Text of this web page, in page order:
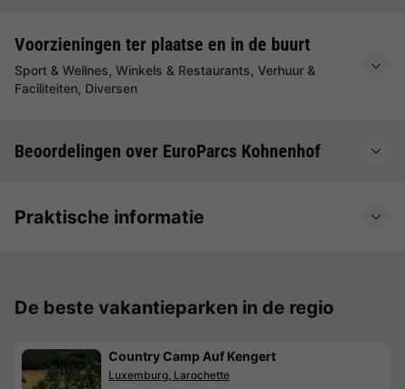
Voorzieningen ter plaatse en in de buurt
Sport & Wellnes, Winkels & Restaurants, Verhuur &
Faciliteiten, Diversen
Beoordelingen over EuroParcs Kohnenhof
Praktische informatie
De beste vakantieparken in de regio
Country Camp Auf Kengert
Luxemburg, Larochette